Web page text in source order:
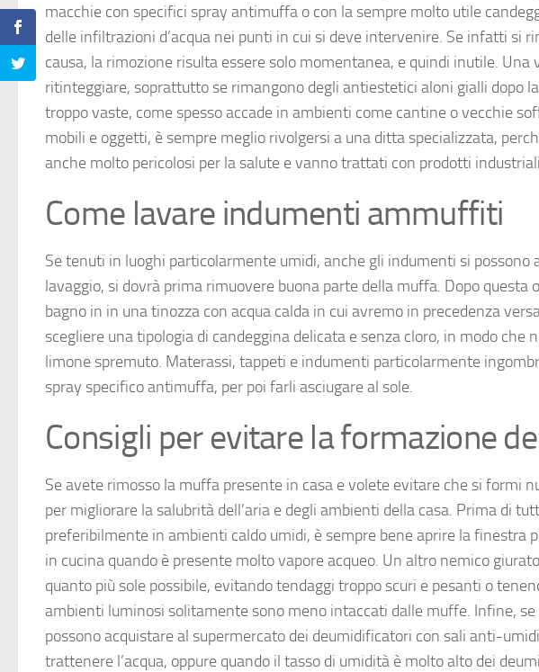
macchie con specifici spray antimuffa o con la sempre molto utile
delle infiltrazioni d’acqua nei punti in cui si deve intervenire. Se infatti si
causa, la rimozione risulta essere solo momentanea, e quindi inutile.
ritinteggiare, soprattutto se rimangono degli antiestetici aloni gialli dopo
troppo vaste, come spesso accade in ambienti come cantine o vecchie
mobili e oggetti, è sempre meglio rivolgersi a una ditta specializzata,
anche molto pericolosi per la salute e vanno trattati con prodotti
Come lavare indumenti ammuffiti
Se tenuti in luoghi particolarmente umidi, anche gli indumenti si
lavaggio, si dovrà prima rimuovere buona parte della muffa. Dopo
bagno in in una tinozza con acqua calda in cui avremo in precedenza
scegliere una tipologia di candeggina delicata e senza cloro, in modo che
limone spremuto. Materassi, tappeti e indumenti particolarmente
spray specifico antimuffa, per poi farli asciugare al sole.
Consigli per evitare la formazione
Se avete rimosso la muffa presente in casa e volete evitare che si formi
per migliorare la salubrità dell’aria e degli ambienti della casa. Prima di
preferibilmente in ambienti caldo umidi, è sempre bene aprire la finestra
in cucina quando è presente molto vapore acqueo. Un altro nemico
quanto più sole possibile, evitando tendaggi troppo scuri e pesanti o
ambienti luminosi solitamente sono meno intaccati dalle muffe. Infine,
possono acquistare al supermercato dei deumidificatori con sali anti-
trattenere l’acqua, oppure quando il tasso di umidità è molto alto dei